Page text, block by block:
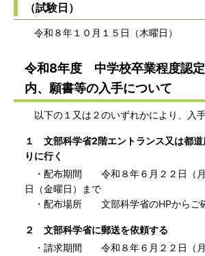
（試験日）
令和８年１０月１５日（木曜日）
令和8年度 中学校卒業程度認
内、願書等の入手について
以下の１又は２のいずれかにより、入手
１ 文部科学省2階エントランス又は都道
りに行く
・配布期間 令和８年６月２２日（月
日（金曜日）まで
・配布場所 文部科学省のHPからご
２ 文部科学省に郵送を依頼する
・請求期間 令和８年６月２２日（月